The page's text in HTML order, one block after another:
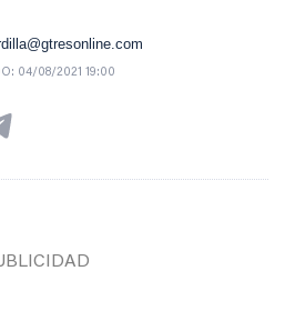
04/08/2021 19:00